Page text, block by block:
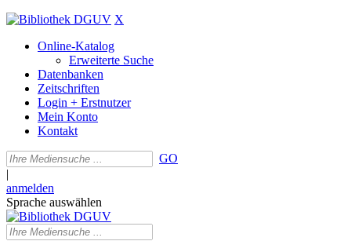
X
Online-Katalog
Erweiterte Suche
Datenbanken
Zeitschriften
Login + Erstnutzer
Mein Konto
Kontakt
GO
|
anmelden
Sprache auswählen